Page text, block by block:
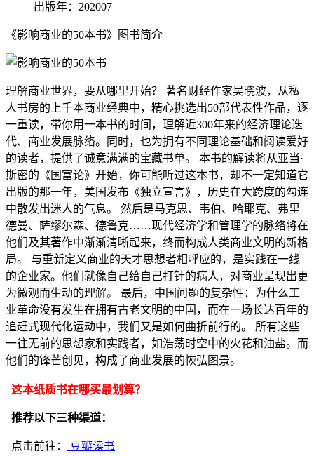
出版年：202007
《影响商业的50本书》图书简介
理解商业世界，要从哪里开始？ 著名财经作家吴晓波，从私
人书房的上千本商业经典中，精心挑选出50部代表性作品，逐
一重读，带你用一本书的时间，理解近300年来的经济理论迭
代、商业发展脉络。同时，也为拥有不同理论基础和阅读爱好
的读者，提供了诚意满满的宝藏书单。 本书的解读将从亚当·
斯密的《国富论》开始，你可能听过这本书，却不一定知道它
出版的那一年，美国发布《独立宣言》，历史在大跨度的勾连
中散发出迷人的气息。 然后是马克思、韦伯、哈耶克、弗里
德曼、萨缪尔森、德鲁克……现代经济学和管理学的脉络将在
他们及其著作中渐渐清晰起来，终而构成人类商业文明的新格
局。 与重新定义商业的天才思想者相呼应的，是实践在一线
的企业家。他们就像自己给自己打针的病人，对商业呈现出更
为微观而生动的理解。 最后，中国问题的复杂性：为什么工
业革命没有发生在拥有古老文明的中国，而在一场长达百年的
追赶式现代化运动中，我们又是如何曲折前行的。 所有这些
一往无前的思想家和实践者，如浩荡时空中的火花和油盐。而
他们的锋芒创见，构成了商业发展的恢弘图景。
这本纸质书在哪买最划算？
推荐以下三种渠道：
点击前往：
豆瓣读书